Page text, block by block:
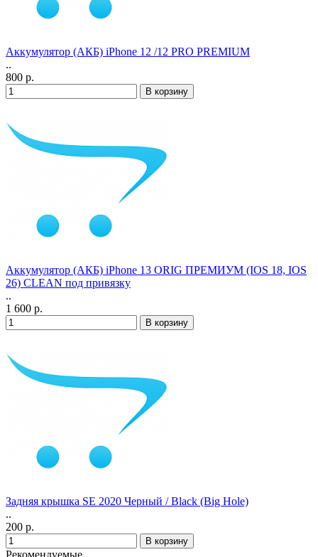
Аккумулятор (АКБ) iPhone 12 /12 PRO PREMIUM
..
800 р.
Аккумулятор (АКБ) iPhone 13 ORIG ПРЕМИУМ (IOS 18, IOS
26) CLEAN под привязку
..
1 600 р.
Задняя крышка SE 2020 Черный / Black (Big Hole)
..
200 р.
Рекомендуемые